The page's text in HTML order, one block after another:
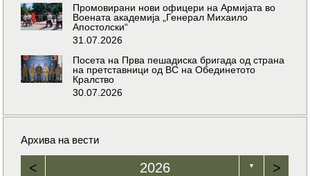
Промовирани нови офицери на Армијата во
Воената академија „Генерал Михаило
Апостолски“
31.07.2026
Посета на Прва пешадиска бригада од страна
на претставници од ВС на Обединетото
Кралство
30.07.2026
Архива на вести
< 2026 ▼ >